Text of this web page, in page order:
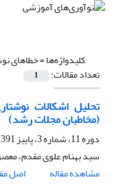
کلیدواژه‌ها =خطاهای
تعداد مقالات: 1
تحلیل اشکالات
(مخاطبان مجلات رشد)
دوره 11، شماره 3، پاییز 1391، صفحه
سید بهنام علوی مقدم،
مشاهده مقاله
اصل